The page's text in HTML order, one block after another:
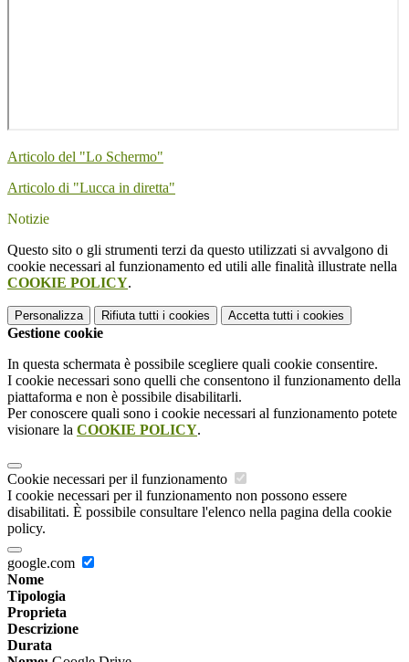
Articolo del "Lo Schermo"
Articolo di "Lucca in diretta"
Notizie
Questo sito o gli strumenti terzi da questo utilizzati si avvalgono di
cookie necessari al funzionamento ed utili alle finalità illustrate nella
COOKIE POLICY.
Personalizza Rifiuta tutti i cookies Accetta tutti i cookies
Gestione cookie
In questa schermata è possibile scegliere quali cookie consentire.
I cookie necessari sono quelli che consentono il funzionamento della
piattaforma e non è possibile disabilitarli.
Per conoscere quali sono i cookie necessari al funzionamento potete
visionare la COOKIE POLICY.
Cookie necessari per il funzionamento
I cookie necessari per il funzionamento non possono essere
disabilitati. È possibile consultare l'elenco nella pagina della cookie
policy.
google.com
Nome
Tipologia
Proprieta
Descrizione
Durata